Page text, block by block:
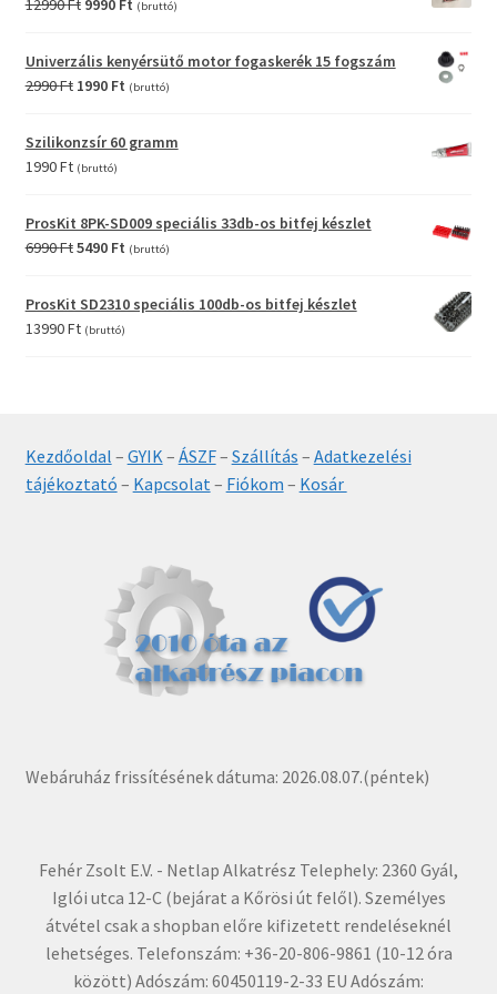
was:
12990 Ft.
is:
9990 Ft.
(bruttó)
Univerzális kenyérsütő motor fogaskerék 15 fogszám
2990Ft Original
was:
1990 FtCurrent
1990 Ft.
(bruttó)
Szilikonzsír 60 gramm
1990Ft (bruttó)
ProsKit 8PK-SD009 speciális 33db-os bitfej készlet
6990Ft Original
5490 FtCurrent
5490 Ft.
(bruttó)
ProsKit SD2310 speciális 100db-os bitfej készlet
13990Ft (bruttó)
Kezdőoldal – GYIK– ÁSZF– Szállítás – Adatkezelési
tájékoztató – Kapcsolat– Fiókom – Kosár
Webáruház frissítésének dátuma: 2026.08.07.(péntek)
Fehér Zsolt E.V. - Netlap Alkatrész Telephely: 2360 Gyál,
Iglói utca 12-C (bejárat a Kőrösi út felől). Személyes
átvétel csak a shopban előre kifizetett rendeléseknél
lehetséges. Telefonszám: +36-20-806-9861 (10-12 óra
között) Adószám: 60450119-2-33 EU Adószám: